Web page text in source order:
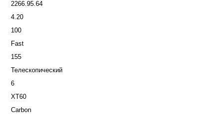
2266.95.64
4.20
100
Fast
155
Телескопический
6
XT60
Carbon